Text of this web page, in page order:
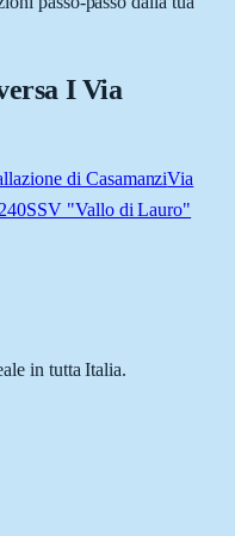
I Via
di CasamanziVia
SSV "Vallo di Lauro"
in tutta Italia.